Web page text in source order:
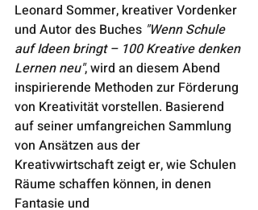
Leonard Sommer, kreativer Vordenker
und Autor des Buches "Wenn Schule
auf Ideen bringt – 100 Kreative denken
Lernen neu", wird an diesem Abend
inspirierende Methoden zur Förderung
von Kreativität vorstellen. Basierend
auf seiner umfangreichen Sammlung
von Ansätzen aus der
Kreativwirtschaft zeigt er, wie Schulen
Räume schaffen können, in denen
Fantasie und